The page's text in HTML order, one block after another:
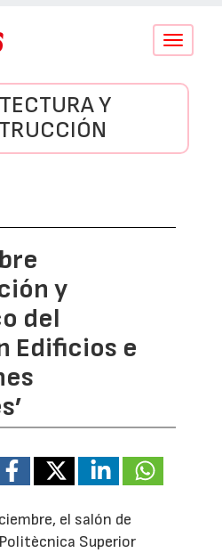
Conmutar
Y
y
del
Edificios e
el salón de
Superior